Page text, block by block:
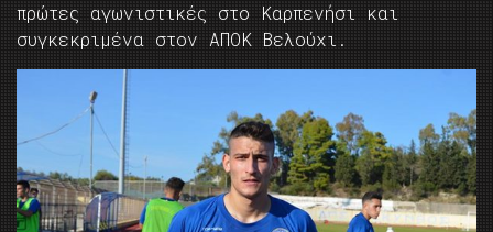
πρώτες αγωνιστικές στο Καρπενήσι και
συγκεκριμένα στον ΑΠΟΚ Βελούχι.